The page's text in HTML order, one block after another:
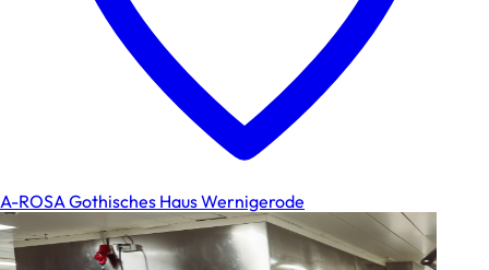
A-ROSA Gothisches Haus Wernigerode